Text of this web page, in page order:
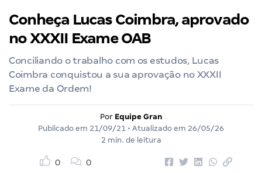
Conheça Lucas Coimbra, aprovado
no XXXII Exame OAB
Conciliando o trabalho com os estudos, Lucas
Coimbra conquistou a sua aprovação no XXXII
Exame da Ordem!
Por Equipe Gran
Publicado em 21/09/21 • Atualizado em 26/05/26
2 min. de leitura
0 0